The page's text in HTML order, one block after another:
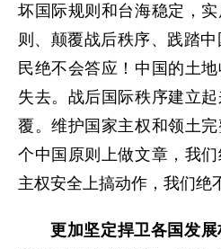
坏国际规则和台海稳定，
则、颠覆战后秩序、践踏
民绝不会答应！中国的土
失去。战后国际秩序建立
覆。维护国家主权和领土
个中国原则上做文章，我
主权安全上搞动作，我们
更加坚定捍卫各国发